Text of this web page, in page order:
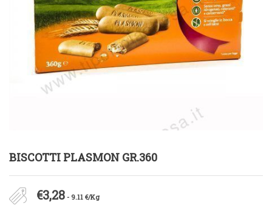
BISCOTTI PLASMON GR.360
€3,28 - 9.11 €/Kg